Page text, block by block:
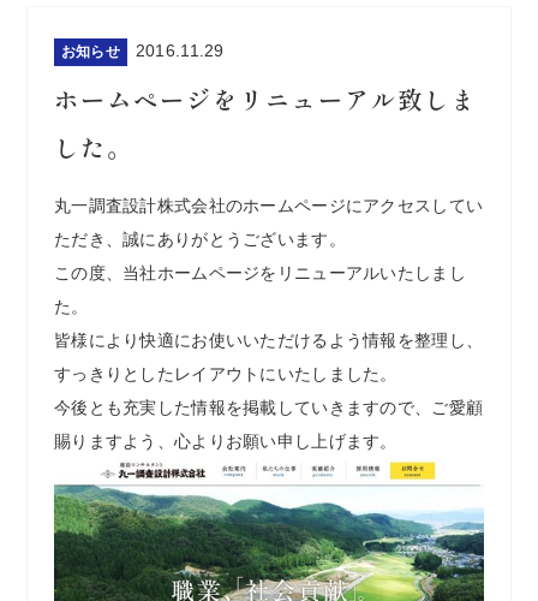
お知らせ 2016.11.29
ホームページをリニューアル致しま
した。
丸一調査設計株式会社のホームページにアクセスしてい
ただき、誠にありがとうございます。
この度、当社ホームページをリニューアルいたしまし
た。
皆様により快適にお使いいただけるよう情報を整理し、
すっきりとしたレイアウトにいたしました。
今後とも充実した情報を掲載していきますので、ご愛顧
賜りますよう、心よりお願い申し上げます。